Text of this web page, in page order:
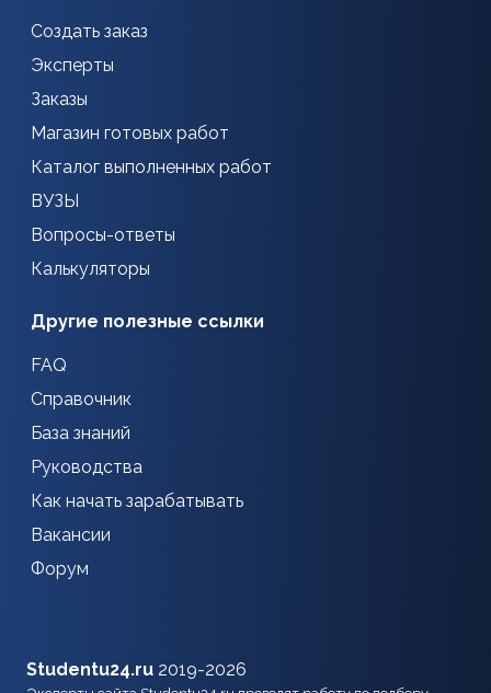
Создать заказ
Эксперты
Заказы
Магазин готовых работ
Каталог выполненных работ
ВУЗЫ
Вопросы-ответы
Калькуляторы
Другие полезные ссылки
FAQ
Справочник
База знаний
Руководства
Как начать зарабатывать
Вакансии
Форум
Studentu24.ru 2019-2026